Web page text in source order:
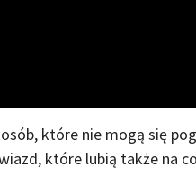
które nie mogą się
które lubią także na